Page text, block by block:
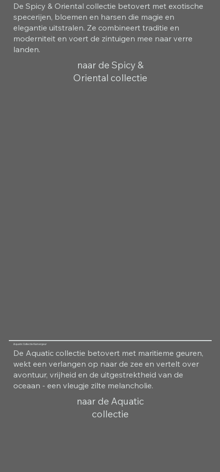
De Spicy & Oriental collectie betovert met exotische
specerijen, bloemen en harsen die magie en
elegantie uitstralen. Ze combineert traditie en
moderniteit en voert de zintuigen mee naar verre
landen.
naar de Spicy &
Oriental collectie
Aquatic Collectie Kamergeur
De Aquatic collectie betovert met maritieme geuren,
wekt een verlangen op naar de zee en vertelt over
avontuur, vrijheid en de uitgestrektheid van de
oceaan - een vleugje zilte melancholie.
naar de Aquatic
collectie